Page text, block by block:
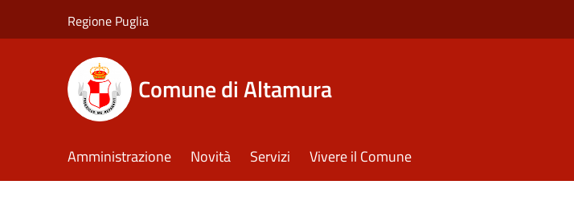
Regione Puglia
Comune di Altamura
Amministrazione Novità Servizi Vivere il Comune